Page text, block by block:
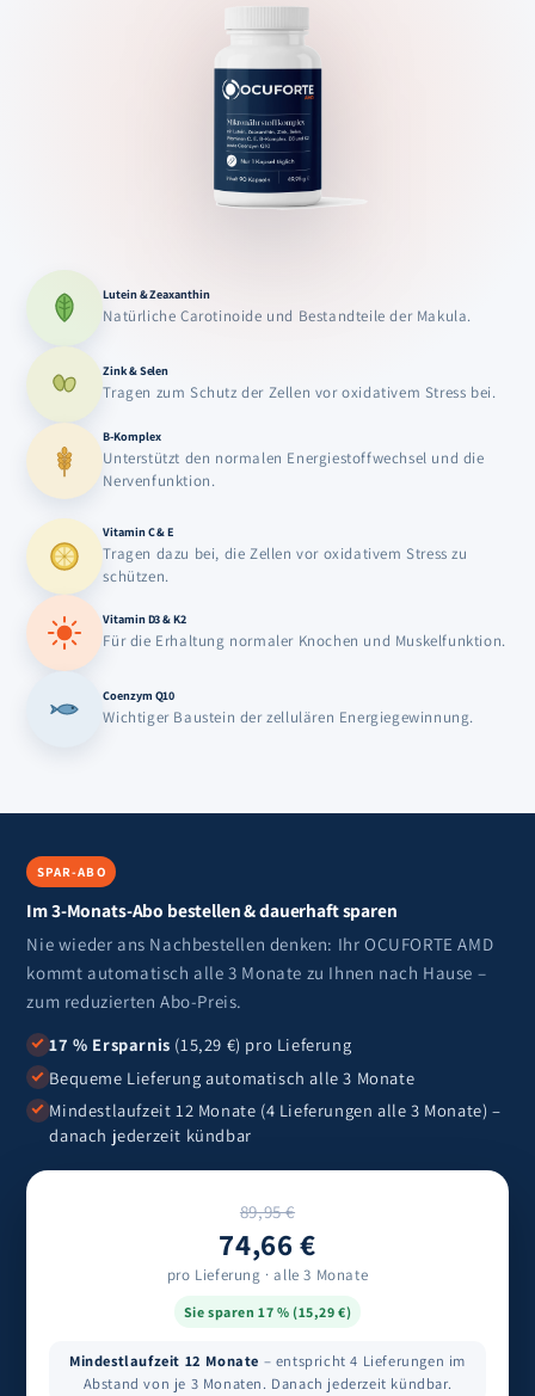
Lutein & Zeaxanthin
Natürliche Carotinoide und Bestandteile der Makula.
Zink & Selen
Tragen zum Schutz der Zellen vor oxidativem Stress bei.
B-Komplex
Unterstützt den normalen Energiestoffwechsel und die
Nervenfunktion.
Vitamin C & E
Tragen dazu bei, die Zellen vor oxidativem Stress zu
schützen.
Vitamin D3 & K2
Für die Erhaltung normaler Knochen und Muskelfunktion.
Coenzym Q10
Wichtiger Baustein der zellulären Energiegewinnung.
SPAR-ABO
Im 3-Monats-Abo bestellen & dauerhaft sparen
Nie wieder ans Nachbestellen denken: Ihr OCUFORTE AMD
kommt automatisch alle 3 Monate zu Ihnen nach Hause –
zum reduzierten Abo-Preis.
17 % Ersparnis (15,29 €) pro Lieferung
Bequeme Lieferung automatisch alle 3 Monate
Mindestlaufzeit 12 Monate (4 Lieferungen alle 3 Monate) –
danach jederzeit kündbar
89,95 €
74,66 €
pro Lieferung · alle 3 Monate
Sie sparen 17 % (15,29 €)
Mindestlaufzeit 12 Monate – entspricht 4 Lieferungen im
Abstand von je 3 Monaten. Danach jederzeit kündbar.